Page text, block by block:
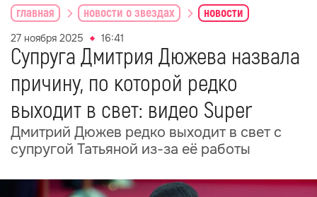
главная новости о звездах новости
27 ноября 2025 16:41
Супруга Дмитрия Дюжева назвала
причину, по которой редко
выходит в свет: видео Super
Дмитрий Дюжев редко выходит в свет с
супругой Татьяной из-за её работы